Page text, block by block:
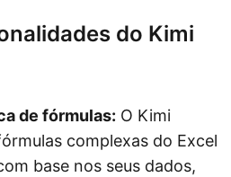
do Kimi
de fórmulas: O Kimi
complexas do Excel
base nos seus dados,